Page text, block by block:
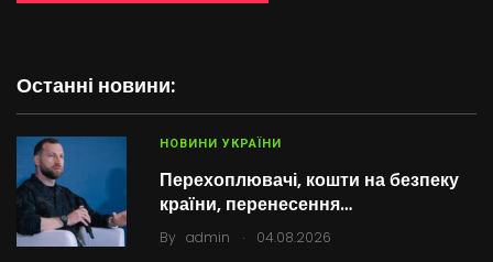
Останні новини:
НОВИНИ УКРАЇНИ
Перехоплювачі, кошти на безпеку
країни, перенесення…
By admin . 04.08.2026